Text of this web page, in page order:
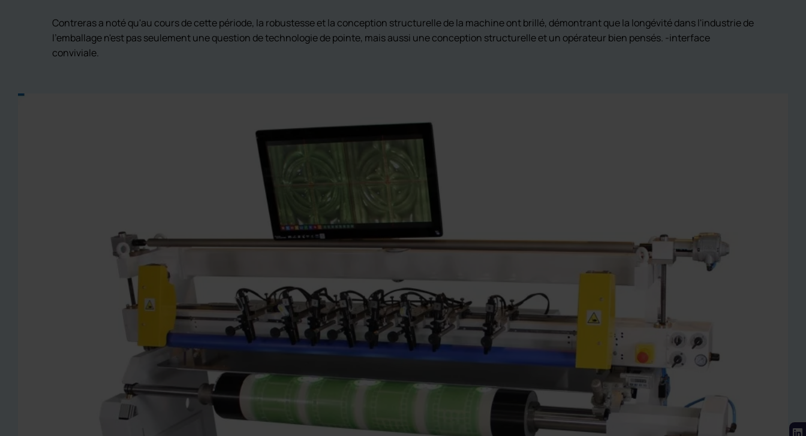
Contreras a noté qu'au cours de cette période, la robustesse et la conception structurelle de la machine ont brillé, démontrant que la longévité dans l'industrie de
l'emballage n'est pas seulement une question de technologie de pointe, mais aussi une conception structurelle et un opérateur bien pensés. -interface
conviviale.